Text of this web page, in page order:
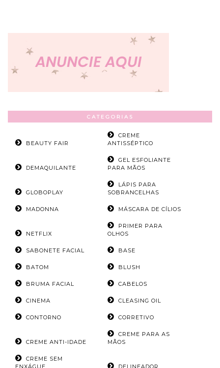
CATEGORIAS
BEAUTY FAIR
CREME
ANTISSÉPTICO
DEMAQUILANTE
GEL ESFOLIANTE
PARA MÃOS
GLOBOPLAY
LÁPIS PARA
SOBRANCELHAS
MADONNA MÁSCARA DE CÍLIOS
NETFLIX
PRIMER PARA
OLHOS
SABONETE FACIAL BASE
BATOM BLUSH
BRUMA FACIAL CABELOS
CINEMA CLEASING OIL
CONTORNO CORRETIVO
CREME ANTI-IDADE
CREME PARA AS
MÃOS
CREME SEM